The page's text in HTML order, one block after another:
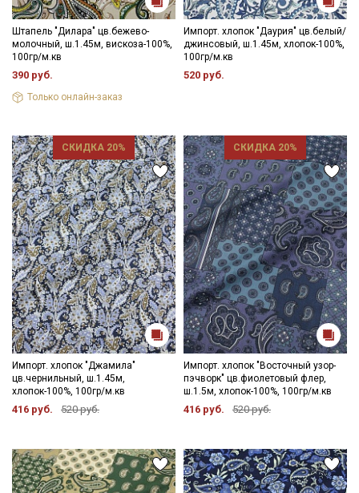
Штапель "Дилара" цв.бежево-
молочный, ш.1.45м, вискоза-100%,
100гр/м.кв
390 руб.
Только онлайн-заказ
Импорт. хлопок "Даурия" цв.белый/
джинсовый, ш.1.45м, хлопок-100%,
100гр/м.кв
520 руб.
СКИДКА 20%
Импорт. хлопок "Джамила"
цв.чернильный, ш.1.45м,
хлопок-100%, 100гр/м.кв
416 руб. 520 руб.
СКИДКА 20%
Импорт. хлопок "Восточный узор-
пэчворк" цв.фиолетовый флер,
ш.1.5м, хлопок-100%, 100гр/м.кв
416 руб. 520 руб.